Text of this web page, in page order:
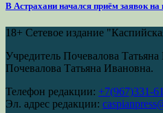
В Астрахани начался приём заявок на
18+ Сетевое издание
Учредитель Почевалова
Почевалова Татьяна Ивановна.
Телефон редакции: +7(967)331-
Эл. адрес редакции: